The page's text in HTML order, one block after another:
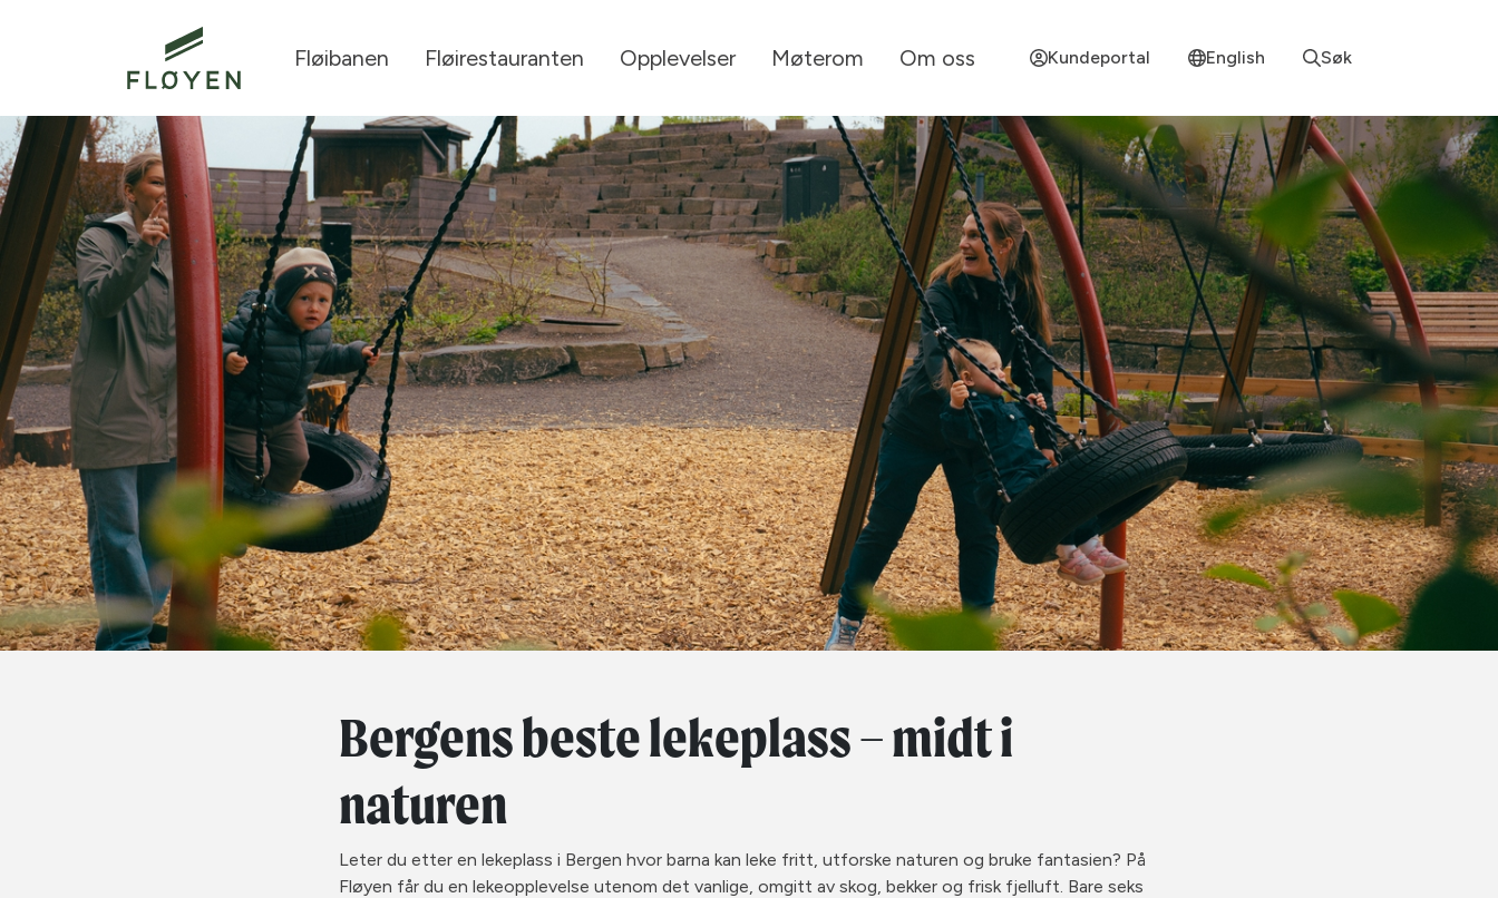
Fløibanen Fløirestauranten Opplevelser Møterom Om oss Kundeportal English Søk
Bergens beste lekeplass – midt i
naturen
Leter du etter en lekeplass i Bergen hvor barna kan leke fritt, utforske naturen og bruke fantasien? På
Fløyen får du en lekeopplevelse utenom det vanlige, omgitt av skog, bekker og frisk fjelluft. Bare seks